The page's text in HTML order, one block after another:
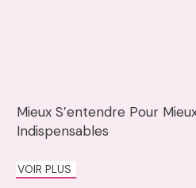
Mieux S’entendre Pour
Indispensables
VOIR PLUS